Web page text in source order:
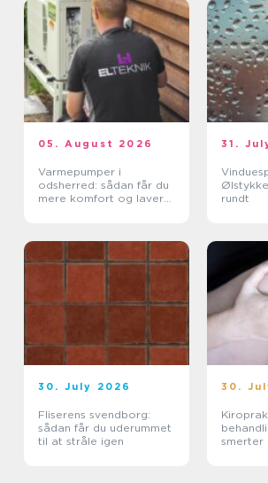
05. August 2026
Varmepumper i
odsherred: sådan får du
mere komfort og lavere
31.
rundt
30. July 2026
Fliserens svendborg:
sådan får du uderummet
til at stråle igen
30.
smerter